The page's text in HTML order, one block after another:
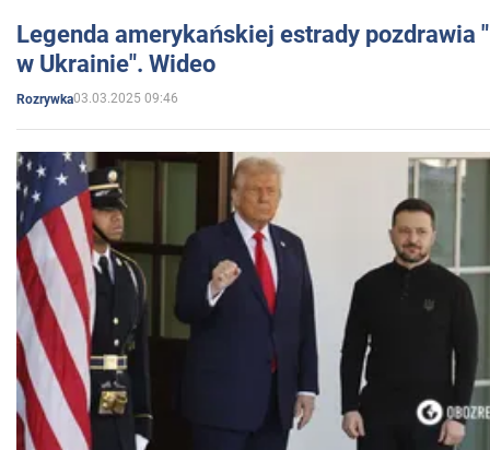
Legenda amerykańskiej estrady pozdrawia
w Ukrainie". Wideo
Rozrywka03.03.2025 09:46